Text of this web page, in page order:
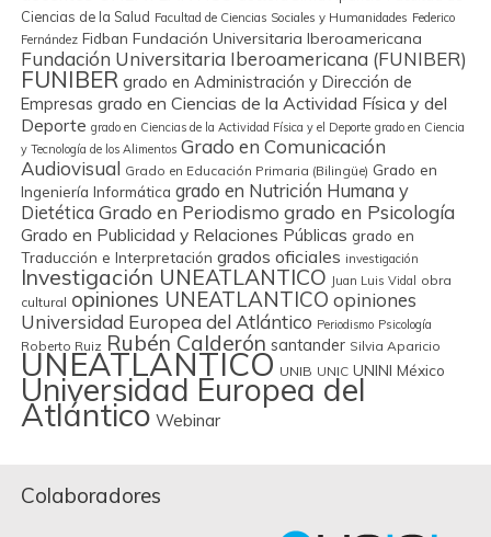
Ciencias de la Salud Facultad de Ciencias Sociales y Humanidades Federico
Fernández Fidban Fundación Universitaria Iberoamericana
Fundación Universitaria Iberoamericana (FUNIBER)
FUNIBER grado en Administración y Dirección de
Empresas grado en Ciencias de la Actividad Física y del
Deporte grado en Ciencias de la Actividad Física y el Deporte grado en Ciencia
y Tecnología de los Alimentos Grado en Comunicación
Audiovisual Grado en Educación Primaria (Bilingüe) Grado en
Ingeniería Informática grado en Nutrición Humana y
Dietética Grado en Periodismo grado en Psicología
Grado en Publicidad y Relaciones Públicas grado en
Traducción e Interpretación grados oficiales investigación
Investigación UNEATLANTICO Juan Luis Vidal
obra
cultural opiniones UNEATLANTICO opiniones
Universidad Europea del Atlántico Periodismo Psicología
Roberto Ruiz Rubén Calderón santander Silvia Aparicio
UNEATLANTICO UNIB UNIC UNINI México
Universidad Europea del
Atlántico Webinar
Colaboradores